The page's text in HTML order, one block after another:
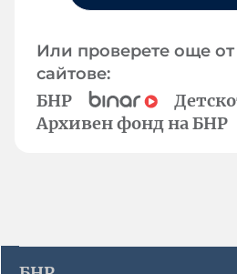
Или проверете още
сайтове:
БНР
Архивен фонд на БНР